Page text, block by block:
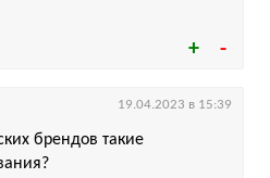
брендов такие
19.04.2023 в 15:39